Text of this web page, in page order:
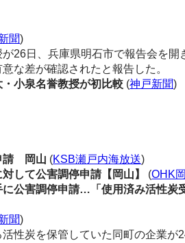
聞)
26日、兵庫県明石市で報告会を開
な差が確認されたと報告した。
小泉名誉教授が初比較 (神戸新聞)
請 岡山 (KSB瀬戸内海放送)
して公害調停申請【岡山】 (OHK
公害調停申請…「使用済み活性炭
聞)
性炭を保管していた同町の企業が